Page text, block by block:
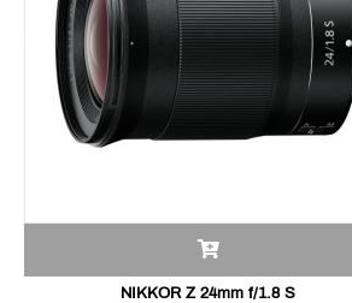
NIKKOR Z 24mm f/1.8 S